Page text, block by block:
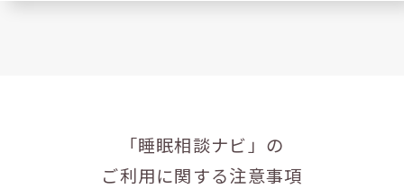
「睡眠相談ナビ」の
ご利用に関する注意事項